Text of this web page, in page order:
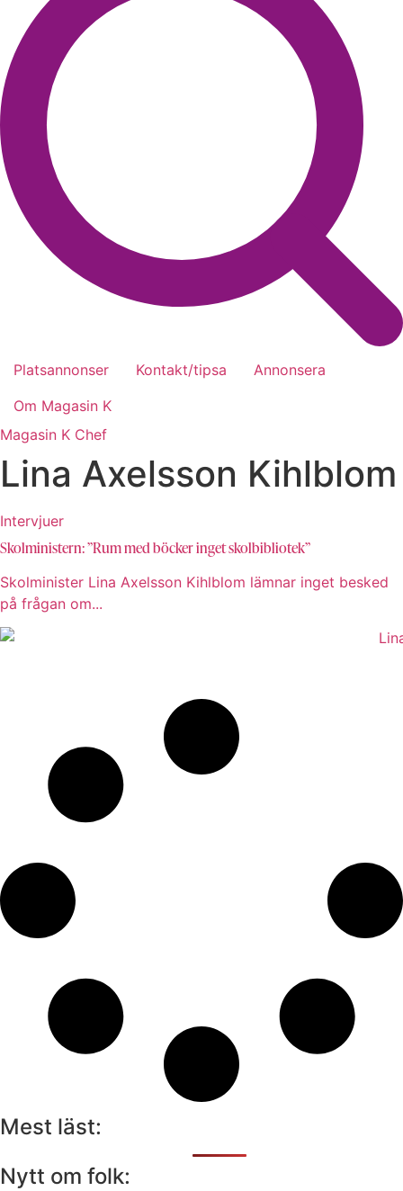
Platsannonser Kontakt/tipsa
Annonsera
Om Magasin K
Magasin K Chef
Lina Axelsson Kihlblom
Intervjuer
Skolministern: ”Rum med böcker inget skolbibliotek”
Skolminister Lina Axelsson Kihlblom lämnar inget besked
på frågan om...
Mest läst:
Nytt om folk: